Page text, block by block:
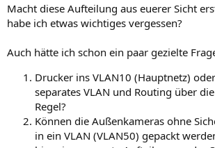
Macht diese Aufteilung aus euerer Sicht
habe ich etwas wichtiges vergessen?
Auch hätte ich schon ein paar gezielte
Drucker ins VLAN10 (Hauptnetz)
separates VLAN und Routing über
Regel?
Können die Außenkameras ohne
in ein VLAN (VLAN50) gepackt